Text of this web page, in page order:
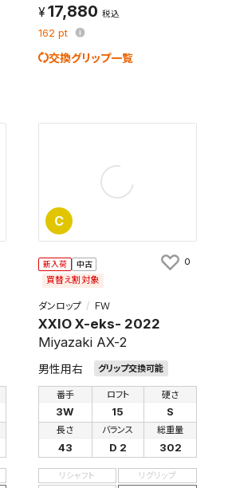
17,880 税込
162 pt
交換グリップ一覧
C
新入荷 中古
買替え割対象
ダンロップ ＦＷ
XXIO X-eks- 2022
Miyazaki AX-2
男性用右 グリップ交換可能
番手
3W
ロフト
15
硬さ
S
長さ
43
バランス
D 2
総重量
302
リシャフト
リグリップ
0